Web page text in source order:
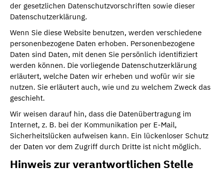
der gesetzlichen Datenschutzvorschriften sowie dieser
Datenschutzerklärung.
Wenn Sie diese Website benutzen, werden verschiedene
personenbezogene Daten erhoben. Personenbezogene
Daten sind Daten, mit denen Sie persönlich identifiziert
werden können. Die vorliegende Datenschutzerklärung
erläutert, welche Daten wir erheben und wofür wir sie
nutzen. Sie erläutert auch, wie und zu welchem Zweck das
geschieht.
Wir weisen darauf hin, dass die Datenübertragung im
Internet, z. B. bei der Kommunikation per E-Mail,
Sicherheitslücken aufweisen kann. Ein lückenloser Schutz
der Daten vor dem Zugriff durch Dritte ist nicht möglich.
Hinweis zur verantwortlichen Stelle